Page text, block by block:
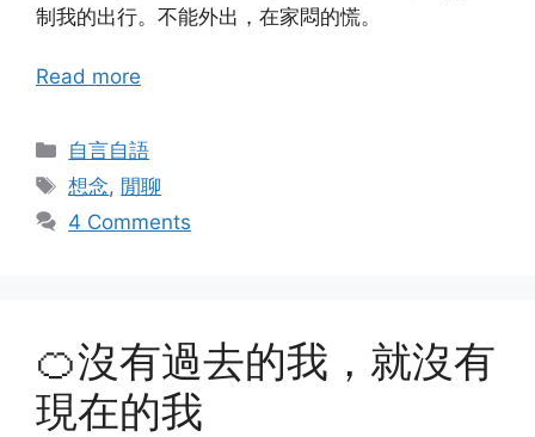
制我的出行。不能外出，在家悶的慌。
Read more
Categories
自言自語
Tags
想念, 閒聊
4 Comments
🍊沒有過去的我，就沒有
現在的我